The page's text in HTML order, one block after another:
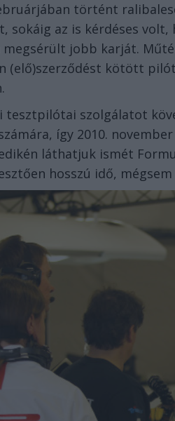
történt
sokáig az is kérdéses
megsérült jobb karját.
(elő)szerződést kötött
tesztpilótai szolgálatot
így 2010.
láthatjuk ismét
hosszú idő,